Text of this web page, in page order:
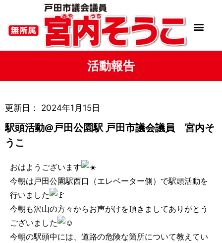
活動報告
更新日： 2024年1月15日
駅頭活動@戸田公園駅 戸田市議会議員 宮内そ
うこ
おはようございます
今朝は戸田公園駅西口（エレベーター側）で駅頭活動を
行いました
今朝も沢山の方々からお声がけを頂きましてありがとう
ございました
今朝の駅頭中には、道路の危険な箇所について教えてい